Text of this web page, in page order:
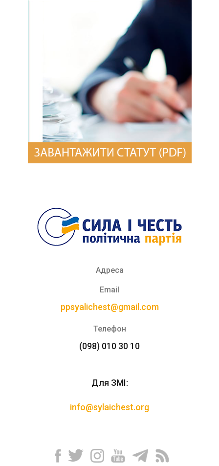
Адреса
Email
ppsyalichest@gmail.com
Телефон
(098) 010 30 10
Для ЗМІ:
info@sylaichest.org